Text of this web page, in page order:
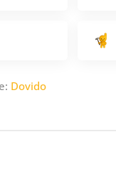
Dovido